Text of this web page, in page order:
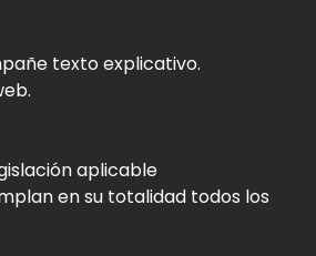
texto explicativo.
aplicable
en su totalidad todos los